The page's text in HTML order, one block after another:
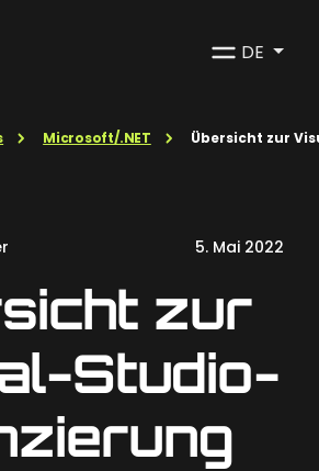
DE
Microsoft/.NET Übersicht zur
5. Mai 2022
zur
Studio-